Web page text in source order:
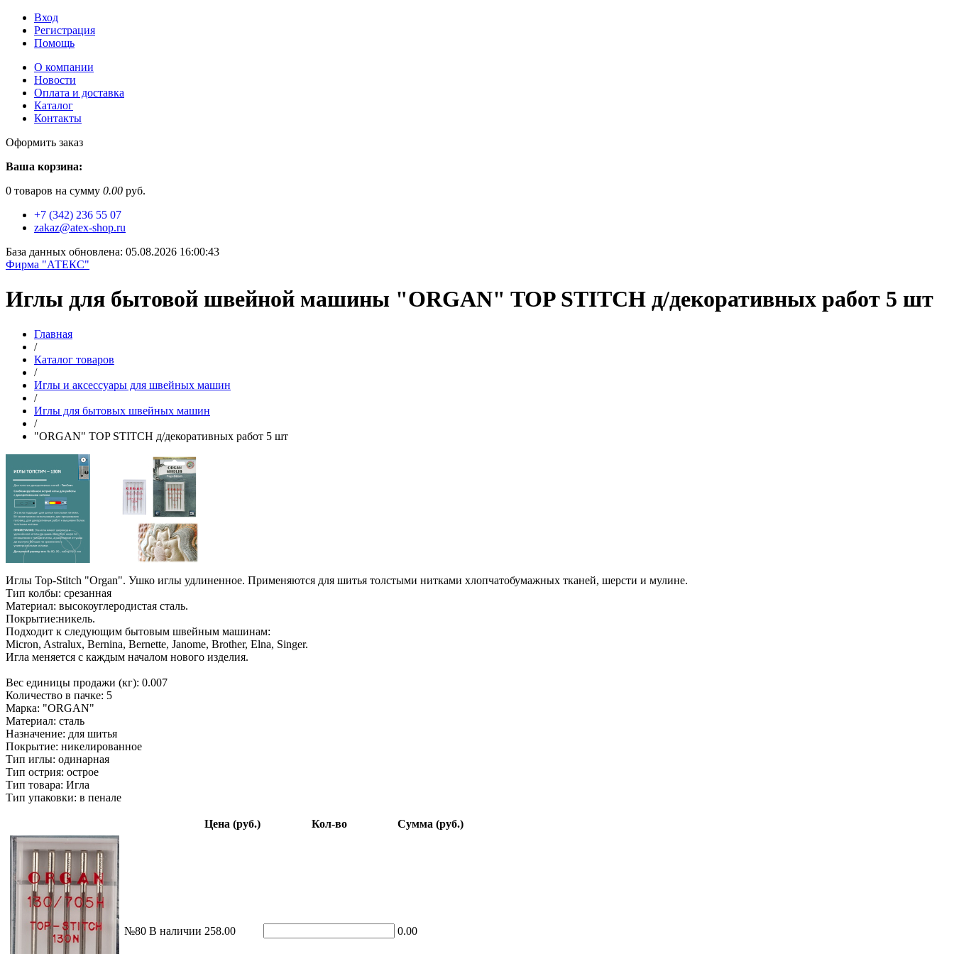
Вход
Регистрация
Помощь
О компании
Новости
Оплата и доставка
Каталог
Контакты
Оформить заказ
Ваша корзина:
0 товаров на сумму 0.00 руб.
+7 (342) 236 55 07
zakaz@atex-shop.ru
База данных обновлена: 05.08.2026 16:00:43
Фирма "АТЕКС"
Иглы для бытовой швейной машины "ORGAN" TOP STITCH д/декоративных работ 5 шт
Главная
/
Каталог товаров
/
Иглы и аксессуары для швейных машин
/
Иглы для бытовых швейных машин
/
"ORGAN" TOP STITCH д/декоративных работ 5 шт
Иглы Top-Stitch "Organ". Ушко иглы удлиненное. Применяются для шитья толстыми нитками хлопчатобумажных тканей, шерсти и мулине.
Тип колбы: срезанная
Материал: высокоуглеродистая сталь.
Покрытие:никель.
Подходит к следующим бытовым швейным машинам:
Micron, Astralux, Bernina, Bernette, Janome, Brother, Elna, Singer.
Игла меняется с каждым началом нового изделия.
Вес единицы продажи (кг): 0.007
Количество в пачке: 5
Марка: "ORGAN"
Материал: сталь
Назначение: для шитья
Покрытие: никелированное
Тип иглы: одинарная
Тип острия: острое
Тип товара: Игла
Тип упаковки: в пенале
Цена (руб.) Кол-во Сумма (руб.)
№80 В наличии 258.00 0.00